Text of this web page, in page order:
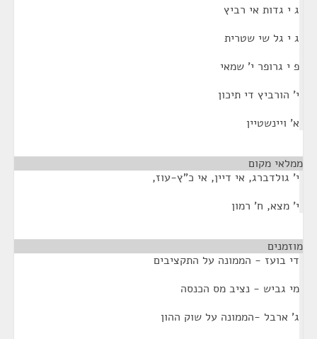
ג י גדות אי רביץ
ג י גל שי שטרית
פ י גרופר י' שמאי
י' הורביץ די תיכון
א' ויינשטיין
ממלאי מקום
י' גולדברג, אי דיין, אי כ"ץ-עוז,
י' מצא, ח' רמון
מוזמנים
די בועז - הממונה על התקציבים
מי גביש - נציב מס הכנסה
ג' ארבל -הממונה על שוק ההון